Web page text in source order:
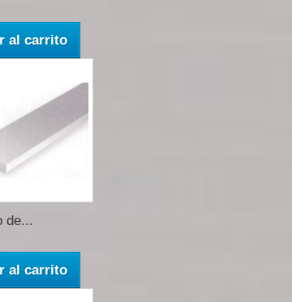
al carrito
de...
al carrito